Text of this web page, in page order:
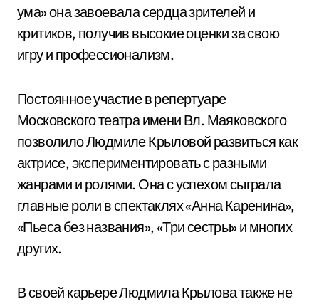
ума» она завоевала сердца зрителей и
критиков, получив высокие оценки за свою
игру и профессионализм.
Постоянное участие в репертуаре
Московского театра имени Вл. Маяковского
позволило Людмиле Крыловой развиться как
актрисе, экспериментировать с разными
жанрами и ролями. Она с успехом сыграла
главные роли в спектаклях «Анна Каренина»,
«Пьеса без названия», «Три сестры» и многих
других.
В своей карьере Людмила Крылова также не